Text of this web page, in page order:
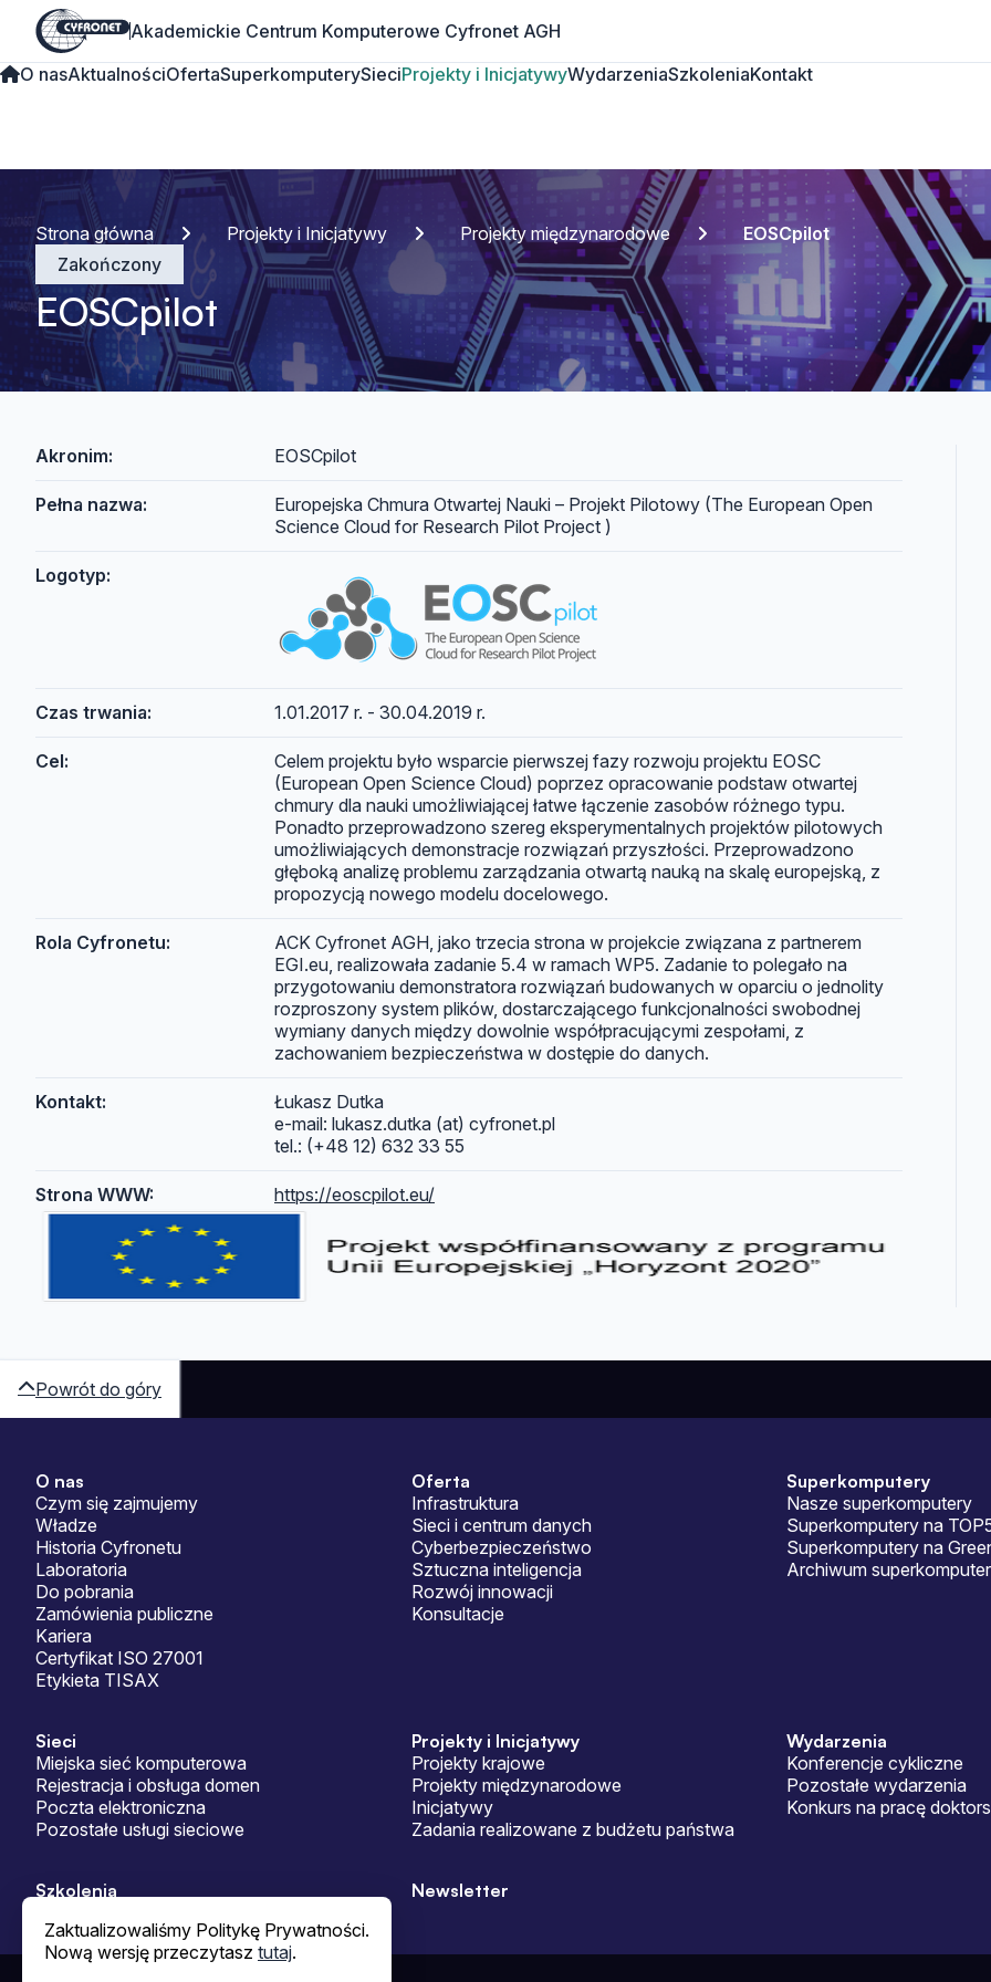
Zaktualizowaliśmy Politykę Prywatności.
Nową wersję przeczytasz tutaj.
Akademickie Centrum Komputerowe Cyfronet AGH
O nasAktualnościOfertaSuperkomputerySieciProjekty i InicjatywyWydarzeniaSzkoleniaKontakt
Strona główna Projekty i Inicjatywy Projekty międzynarodowe
EOSCpilot
Zakończony
EOSCpilot
Akronim: EOSCpilot
Pełna nazwa:
Europejska Chmura Otwartej Nauki – Projekt Pilotowy (The European Open
Science Cloud for Research Pilot Project )
Logotyp:
Czas trwania: 1.01.2017 r. - 30.04.2019 r.
Cel:
Celem projektu było wsparcie pierwszej fazy rozwoju projektu EOSC
(European Open Science Cloud) poprzez opracowanie podstaw otwartej
chmury dla nauki umożliwiającej łatwe łączenie zasobów różnego typu.
Ponadto przeprowadzono szereg eksperymentalnych projektów pilotowych
umożliwiających demonstracje rozwiązań przyszłości. Przeprowadzono
głęboką analizę problemu zarządzania otwartą nauką na skalę europejską, z
propozycją nowego modelu docelowego.
Rola Cyfronetu:
ACK Cyfronet AGH, jako trzecia strona w projekcie związana z partnerem
EGI.eu, realizowała zadanie 5.4 w ramach WP5. Zadanie to polegało na
przygotowaniu demonstratora rozwiązań budowanych w oparciu o jednolity
rozproszony system plików, dostarczającego funkcjonalności swobodnej
wymiany danych między dowolnie współpracującymi zespołami, z
zachowaniem bezpieczeństwa w dostępie do danych.
Kontakt:
Łukasz Dutka
e-mail: lukasz.dutka (at) cyfronet.pl
tel.: (+48 12) 632 33 55
Strona WWW: https://eoscpilot.eu/
Powrót do góry
Sitemap
O nas
Czym się zajmujemy
Władze
Historia Cyfronetu
Laboratoria
Do pobrania
Zamówienia publiczne
Kariera
Certyfikat ISO 27001
Etykieta TISAX
Oferta
Infrastruktura
Sieci i centrum danych
Cyberbezpieczeństwo
Sztuczna inteligencja
Rozwój innowacji
Konsultacje
Superkomputery
Nasze superkomputery
Superkomputery na
Superkomputery na
Archiwum
Sieci
Miejska sieć komputerowa
Rejestracja i obsługa domen
Poczta elektroniczna
Pozostałe usługi sieciowe
Projekty i Inicjatywy
Projekty krajowe
Projekty międzynarodowe
Inicjatywy
Zadania realizowane z budżetu państwa
Wydarzenia
Konferencje cykliczne
Pozostałe wydarzenia
Konkurs na pracę
Szkolenia Newsletter